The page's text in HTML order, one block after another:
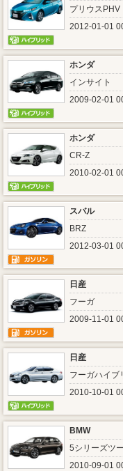
プリウスPHV
2012-01-01
ホンダ
インサイト
2009-02-01
ホンダ
CR-Z
2010-02-01
スバル
BRZ
2012-03-01
日産
フーガ
2009-11-01
日産
フーガハイブ
2010-10-01
BMW
5シリーズツ
2010-09-01